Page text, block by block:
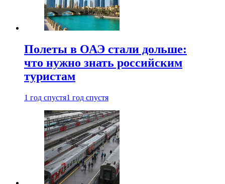
Полеты в ОАЭ стали дольше:
что нужно знать российским
туристам
1 год спустя1 год спустя